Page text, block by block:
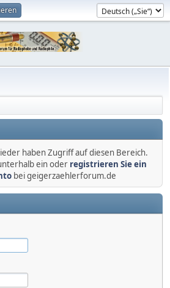
haben Zugriff auf diesen Bereich.
ein oder registrieren Sie ein
bei geigerzaehlerforum.de